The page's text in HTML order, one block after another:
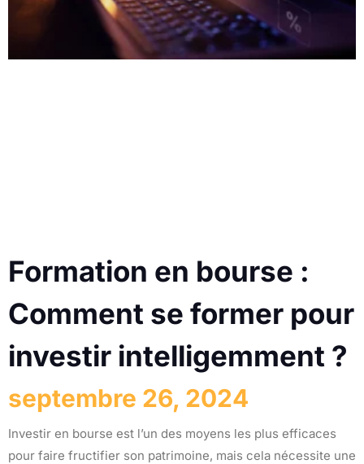
Formation en bourse :
Comment se former pour
investir intelligemment ?
septembre 26, 2024
Investir en bourse est l’un des moyens les plus efficaces
pour faire fructifier son patrimoine, mais cela nécessite une